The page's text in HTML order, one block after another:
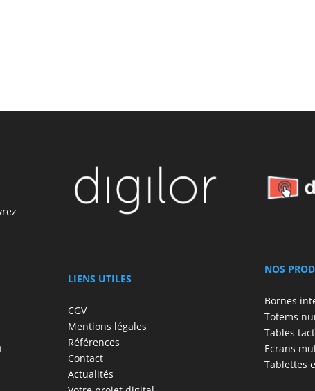
LIENS UTILES
CGV
Mentions légales
Références
Contact
Actualités
NOS
Bornes
Totems
Tables
Ecrans
Tablettes